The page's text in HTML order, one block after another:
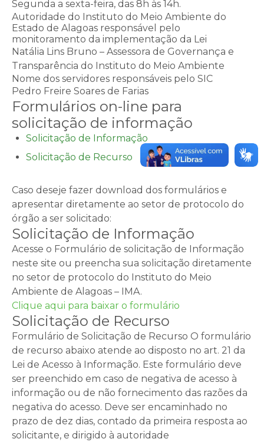
Segunda a sexta-feira, das 8h às 14h.
Autoridade do Instituto do Meio Ambiente do
Estado de Alagoas responsável pelo
monitoramento da implementação da Lei
Natália Lins Bruno – Assessora de Governança e
Transparência do Instituto do Meio Ambiente
Nome dos servidores responsáveis pelo SIC
Pedro Freire Soares de Farias
Formulários on-line para
solicitação de informação
Solicitação de Informação
Solicitação de Recurso
Caso deseje fazer download dos formulários e
apresentar diretamente ao setor de protocolo do
órgão a ser solicitado:
Solicitação de Informação
Acesse o Formulário de solicitação de Informação
neste site ou preencha sua solicitação diretamente
no setor de protocolo do Instituto do Meio
Ambiente de Alagoas – IMA.
Clique aqui para baixar o formulário
Solicitação de Recurso
Formulário de Solicitação de Recurso O formulário
de recurso abaixo atende ao disposto no art. 21 da
Lei de Acesso à Informação. Este formulário deve
ser preenchido em caso de negativa de acesso à
informação ou de não fornecimento das razões da
negativa do acesso. Deve ser encaminhado no
prazo de dez dias, contado da primeira resposta ao
solicitante, e dirigido à autoridade